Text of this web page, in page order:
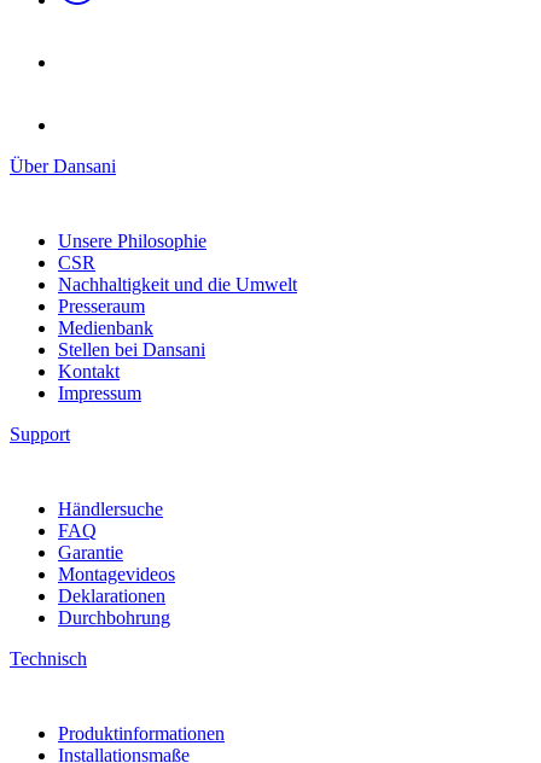
Über Dansani
Unsere Philosophie
CSR
Nachhaltigkeit und die Umwelt
Presseraum
Medienbank
Stellen bei Dansani
Kontakt
Impressum
Support
Händlersuche
FAQ
Garantie
Montagevideos
Deklarationen
Durchbohrung
Technisch
Produktinformationen
Installationsmaße